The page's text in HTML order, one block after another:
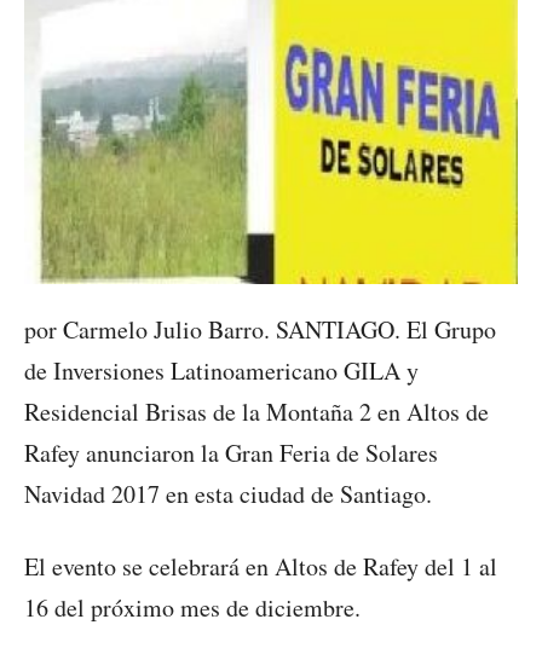
por Carmelo Julio Barro. SANTIAGO. El Grupo
de Inversiones Latinoamericano GILA y
Residencial Brisas de la Montaña 2 en Altos de
Rafey anunciaron la Gran Feria de Solares
Navidad 2017 en esta ciudad de Santiago.
El evento se celebrará en Altos de Rafey del 1 al
16 del próximo mes de diciembre.